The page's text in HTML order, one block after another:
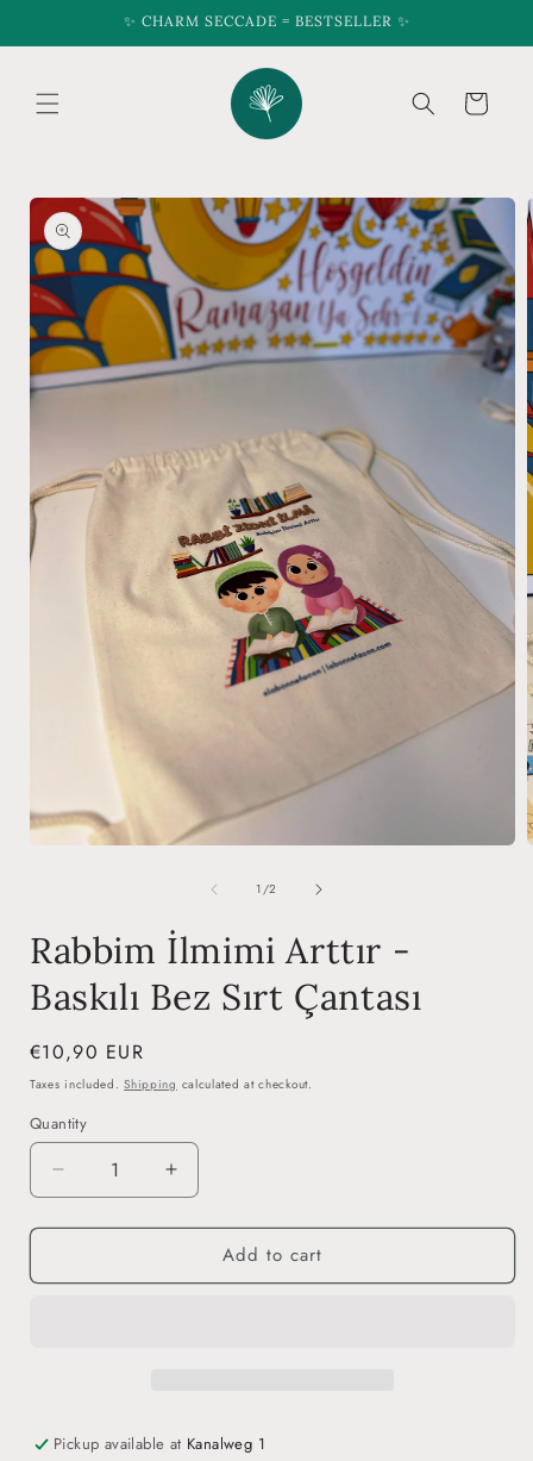
✨ CHARM SECCADE = BESTSELLER ✨
Cart
Skip to
product
information
1/of
2
Rabbim İlmimi Arttır -
Baskılı Bez Sırt Çantası
Regular
price
€10,90 EUR
Taxes included.Shipping calculated at checkout.
Quantity
Decrease
quantity
for
İlmimi
Increase
quantity
for
Rabbim
İlmimi
Add to cart
Pickup available at Kanalweg 1